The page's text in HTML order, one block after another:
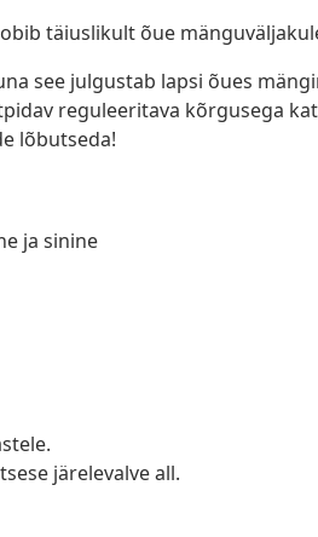
täiuslikult õue
see julgustab lapsi õues
reguleeritava kõrgusega
lõbutseda!
ja sinine
järelevalve all.